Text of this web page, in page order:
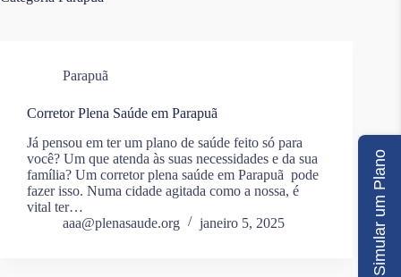
Parapuã
Corretor Plena Saúde em Parapuã
Já pensou em ter um plano de saúde feito só para
você? Um que atenda às suas necessidades e da sua
família? Um corretor plena saúde em Parapuã pode
fazer isso. Numa cidade agitada como a nossa, é
vital ter…
aaa@plenasaude.org
janeiro 5, 2025 Simular um Plano